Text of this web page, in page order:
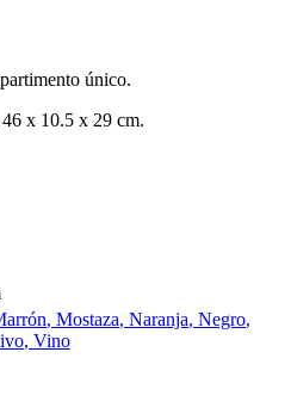
único.
x 10.5 x 29 cm.
, Mostaza, Naranja, Negro,
, Vino